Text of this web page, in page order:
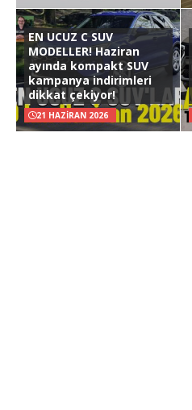
EN UCUZ C SUV
MODELLER! Haziran
ayında kompakt SUV
kampanya indirimleri
dikkat çekiyor!
21 HAZIRAN 2026